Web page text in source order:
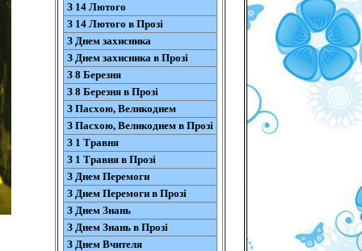
З 14 Лютого
З 14 Лютого в Прозі
З Днем захисника
З Днем захисника в Прозі
З 8 Березня
З 8 Березня в Прозі
З Пасхою, Великоднем
З Пасхою, Великоднем в Прозі
З 1 Травня
З 1 Травня в Прозі
З Днем Перемоги
З Днем Перемоги в Прозі
З Днем Знань
З Днем Знань в Прозі
З Днем Вчителя